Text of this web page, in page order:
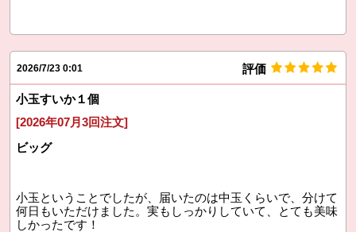
2026/7/23 0:01 評価
小玉すいか１個
[2026年07月3回注文]
ビッグ
小玉ということでしたが、届いたのは中玉くらいで、分けて
何日もいただけました。実もしっかりしていて、とても美味
しかったです！